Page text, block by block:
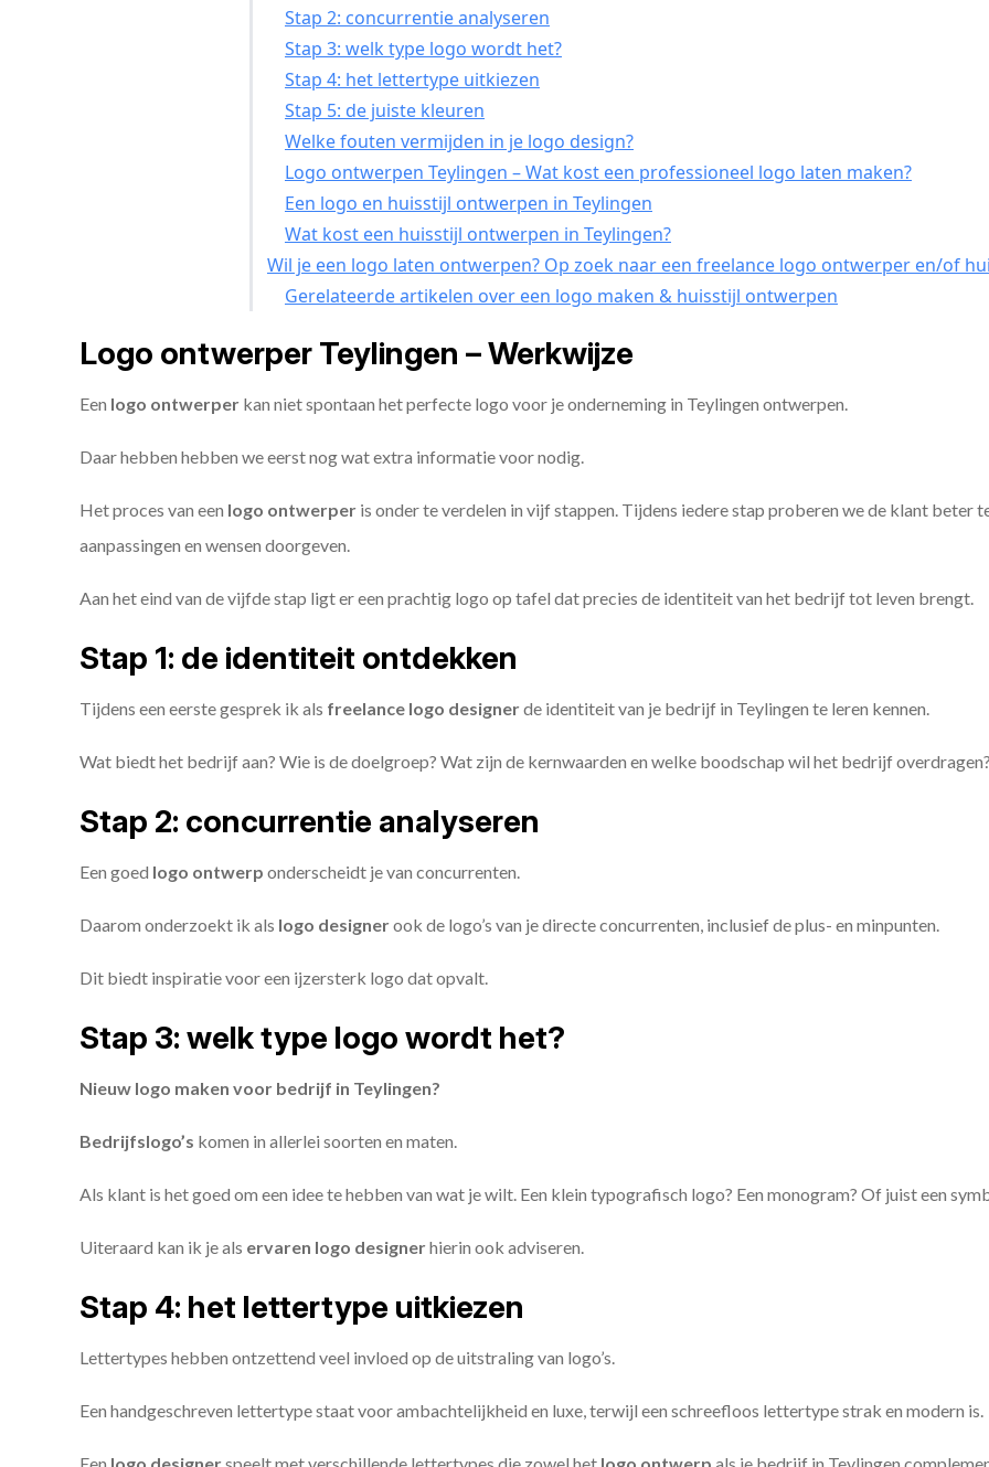
Stap 2: concurrentie analyseren
Stap 3: welk type logo wordt het?
Stap 4: het lettertype uitkiezen
Stap 5: de juiste kleuren
Welke fouten vermijden in je logo design?
Logo ontwerpen Teylingen – Wat kost een professioneel logo laten maken?
Een logo en huisstijl ontwerpen in Teylingen
Wat kost een huisstijl ontwerpen in Teylingen?
Wil je een logo laten ontwerpen? Op zoek naar een freelance logo ontwerper en/of
Gerelateerde artikelen over een logo maken & huisstijl ontwerpen
Logo ontwerper Teylingen – Werkwijze
Een logo ontwerper kan niet spontaan het perfecte logo voor je onderneming in Teylingen ontwerpen.
Daar hebben hebben we eerst nog wat extra informatie voor nodig.
Het proces van een logo ontwerper is onder te verdelen in vijf stappen. Tijdens iedere stap proberen we de klant beter
aanpassingen en wensen doorgeven.
Aan het eind van de vijfde stap ligt er een prachtig logo op tafel dat precies de identiteit van het bedrijf tot leven brengt.
Stap 1: de identiteit ontdekken
Tijdens een eerste gesprek ik als freelance logo designerde identiteit van je bedrijf in Teylingen te leren kennen.
Wat biedt het bedrijf aan? Wie is de doelgroep? Wat zijn de kernwaarden en welke boodschap wil het bedrijf overdragen?
Stap 2: concurrentie analyseren
Een goed logo ontwerp onderscheidt je van concurrenten.
Daarom onderzoekt ik als logo designerook de logo’s van je directe concurrenten, inclusief de plus- en minpunten.
Dit biedt inspiratie voor een ijzersterk logo dat opvalt.
Stap 3: welk type logo wordt het?
Nieuw logo maken voor bedrijf in Teylingen?
Bedrijfslogo’s komen in allerlei soorten en maten.
Als klant is het goed om een idee te hebben van wat je wilt. Een klein typografisch logo? Een monogram? Of juist een
Uiteraard kan ik je als ervaren logo designerhierin ook adviseren.
Stap 4: het lettertype uitkiezen
Lettertypes hebben ontzettend veel invloed op de uitstraling van logo’s.
Een handgeschreven lettertype staat voor ambachtelijkheid en luxe, terwijl een schreefloos lettertype strak en modern is.